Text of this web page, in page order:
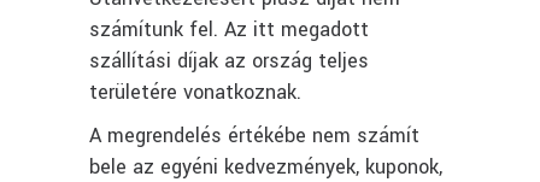
számítunk fel. Az itt megadott
szállítási díjak az ország teljes
területére vonatkoznak.
A megrendelés értékébe nem számít
bele az egyéni kedvezmények, kuponok,